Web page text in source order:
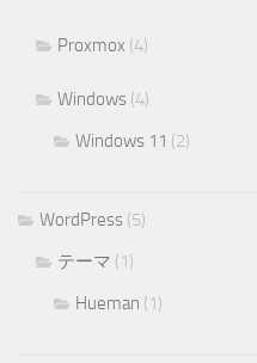
Proxmox (4)
Windows (4)
Windows 11 (2)
WordPress (5)
テーマ (1)
Hueman (1)